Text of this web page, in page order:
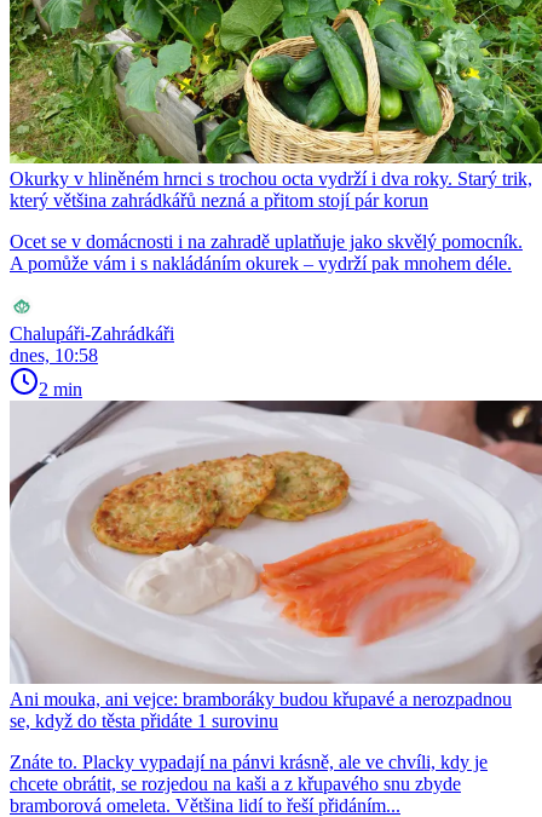
Okurky v hliněném hrnci s trochou octa vydrží i dva roky. Starý trik,
který většina zahrádkářů nezná a přitom stojí pár korun
Ocet se v domácnosti i na zahradě uplatňuje jako skvělý pomocník.
A pomůže vám i s nakládáním okurek – vydrží pak mnohem déle.
Chalupáři-Zahrádkáři
dnes, 10:58
2 min
Ani mouka, ani vejce: bramboráky budou křupavé a nerozpadnou
se, když do těsta přidáte 1 surovinu
Znáte to. Placky vypadají na pánvi krásně, ale ve chvíli, kdy je
chcete obrátit, se rozjedou na kaši a z křupavého snu zbyde
bramborová omeleta. Většina lidí to řeší přidáním...